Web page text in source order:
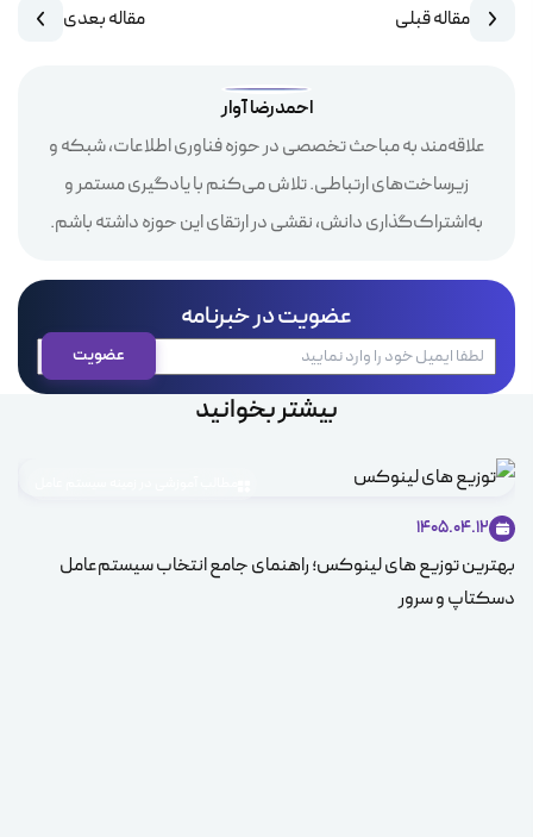
مقاله قبلی مقاله بعدی
احمدرضا آوار
علاقه‌مند به مباحث تخصصی در حوزه فناوری اطلاعات، شبکه و
زیرساخت‌های ارتباطی. تلاش می‌کنم با یادگیری مستمر و
به‌اشتراک‌گذاری دانش، نقشی در ارتقای این حوزه داشته باشم.
عضویت در خبرنامه
بیشتر بخوانید
1405.04.12
بهترین توزیع های لینوکس؛ راهنمای جامع انتخاب سیستم‌عامل
دسکتاپ و سرور